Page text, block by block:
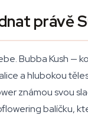
právě
Bubba Kush —
a hlubokou
známou svou
balíčku,